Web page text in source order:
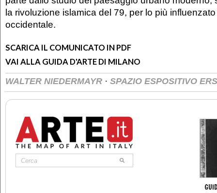
la rivoluzione islamica del 79, per lo più
occidentale.
SCARICA IL COMUNICATO IN PDF
VAI ALLA GUIDA D'ARTE DI MILANO
WALTER NIEDERMAYR · SPAZIO ESPOSITIVO